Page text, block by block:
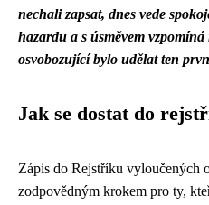
nechali zapsat, dnes vede
hazardu a s úsměvem
osvobozující bylo udělat ten
Jak se dostat do
Zápis do Rejstříku vyloučených
zodpovědným krokem pro ty,